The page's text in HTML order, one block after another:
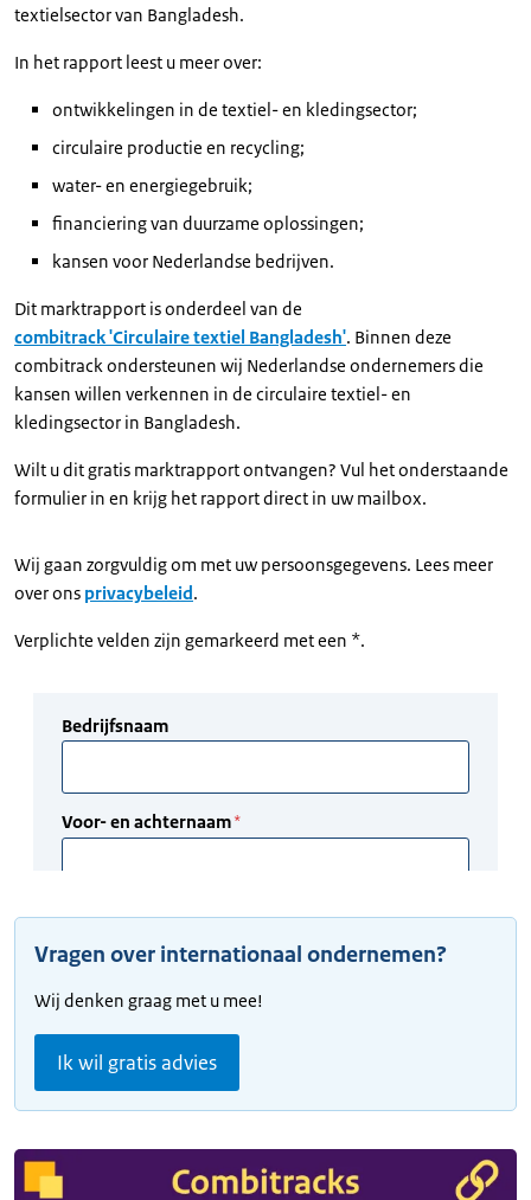
textielsector van Bangladesh.
In het rapport leest u meer over:
ontwikkelingen in de textiel- en kledingsector;
circulaire productie en recycling;
water- en energiegebruik;
financiering van duurzame oplossingen;
kansen voor Nederlandse bedrijven.
Dit marktrapport is onderdeel van de
combitrack 'Circulaire textiel Bangladesh'. Binnen deze
combitrack ondersteunen wij Nederlandse ondernemers die
kansen willen verkennen in de circulaire textiel- en
kledingsector in Bangladesh.
Wilt u dit gratis marktrapport ontvangen? Vul het onderstaande
formulier in en krijg het rapport direct in uw mailbox.
Wij gaan zorgvuldig om met uw persoonsgegevens. Lees meer
over ons privacybeleid .
Verplichte velden zijn gemarkeerd met een *.
Vragen over internationaal ondernemen?
Wij denken graag met u mee!
Ik wil gratis advies